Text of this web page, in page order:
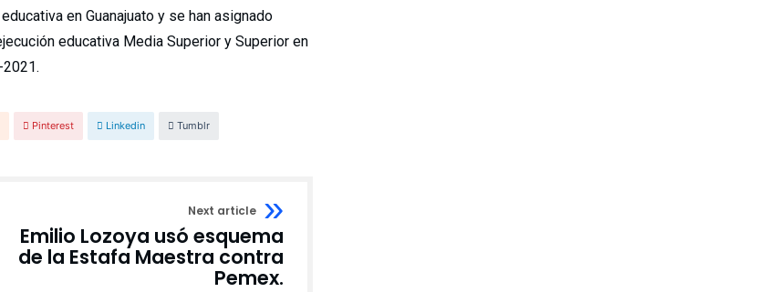
en Guanajuato y se han asignado
educativa Media Superior y Superior en
Pinterest Linkedin Tumblr
Next article
Emilio Lozoya usó esquema
de la Estafa Maestra contra
Pemex.